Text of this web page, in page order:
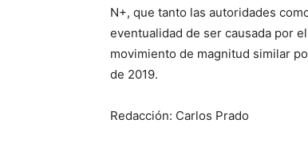
N+, que tanto las autoridades
eventualidad de ser causada por
movimiento de magnitud similar
de 2019.
Redacción: Carlos Prado